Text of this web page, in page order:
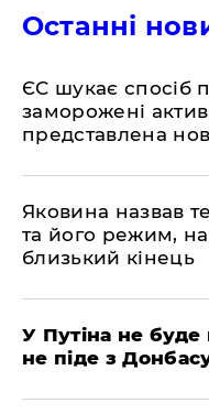
Останні
ЄС шукає спосіб
заморожені
представлена
Яковина назвав
та його режим,
близький кінець
У Путіна не буде
не піде з